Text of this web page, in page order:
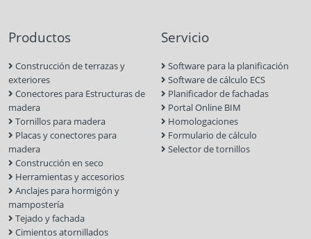
Productos
Construcción de terrazas y
exteriores
Conectores para Estructuras de
madera
Tornillos para madera
Placas y conectores para
madera
Construcción en seco
Herramientas y accesorios
Anclajes para hormigón y
mampostería
Tejado y fachada
Cimientos atornillados
Servicio
Software para la planificación
Software de cálculo ECS
Planificador de fachadas
Portal Online BIM
Homologaciones
Formulario de cálculo
Selector de tornillos